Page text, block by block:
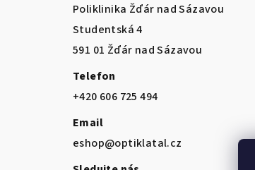
Poliklinika Žďár nad Sázavou
Studentská 4
591 01 Žďár nad Sázavou
Telefon
+420 606 725 494
Email
eshop@optiklatal.cz